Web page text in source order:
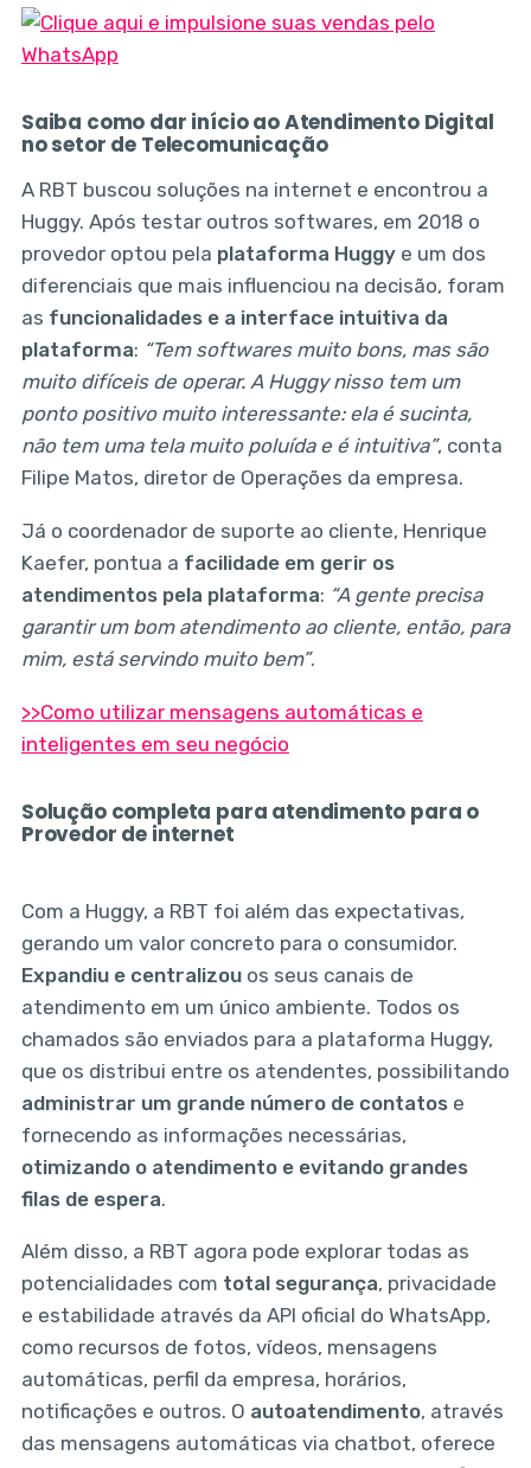
Saiba como dar início ao Atendimento Digital
no setor de Telecomunicação
A RBT buscou soluções na internet e encontrou a
Huggy. Após testar outros softwares, em 2018 o
provedor optou pela plataforma Huggye um dos
diferenciais que mais influenciou na decisão, foram
as funcionalidades e a interface intuitiva da
plataforma: “Tem softwares muito bons, mas são
muito difíceis de operar. A Huggy nisso tem um
ponto positivo muito interessante: ela é sucinta,
não tem uma tela muito poluída e é intuitiva”, conta
Filipe Matos, diretor de Operações da empresa.
Já o coordenador de suporte ao cliente, Henrique
Kaefer, pontua a facilidade em gerir os
atendimentos pela plataforma: “A gente precisa
garantir um bom atendimento ao cliente, então, para
mim, está servindo muito bem”.
>>Como utilizar mensagens automáticas e
inteligentes em seu negócio
Solução completa para atendimento para o
Provedor de internet
Com a Huggy, a RBT foi além das expectativas,
gerando um valor concreto para o consumidor.
Expandiu e centralizouos seus canais de
atendimento em um único ambiente. Todos os
chamados são enviados para a plataforma Huggy,
que os distribui entre os atendentes, possibilitando
administrar um grande número de contatose
fornecendo as informações necessárias,
otimizando o atendimento e evitando grandes
filas de espera.
Além disso, a RBT agora pode explorar todas as
potencialidades com total segurança, privacidade
e estabilidade através da API oficial do WhatsApp,
como recursos de fotos, vídeos, mensagens
automáticas, perfil da empresa, horários,
notificações e outros. O autoatendimento, através
das mensagens automáticas via chatbot, oferece